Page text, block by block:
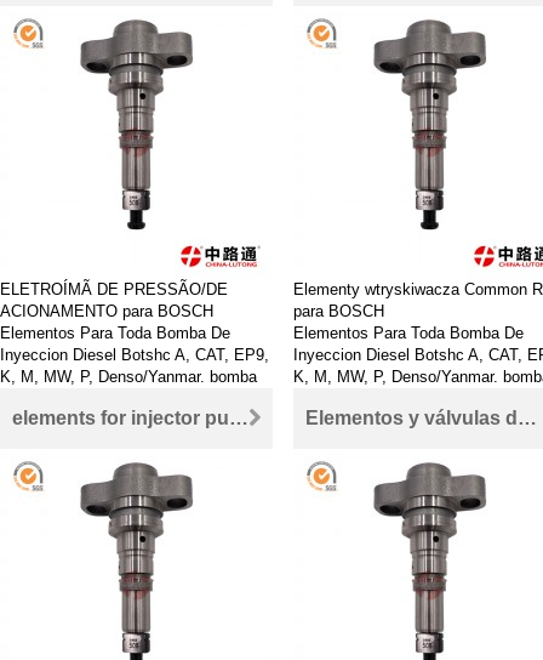
ELETROÍMÃ DE PRESSÃO/DE
ACIONAMENTO para BOSCH
Elementos Para Toda Bomba De
Inyeccion Diesel Botshc A, CAT, EP9,
K, M, MW, P, Denso/Yanmar. bomba
Elementy wtryskiwacza Common
para BOSCH
Elementos Para Toda Bomba De
Inyeccion Diesel Botshc A, CAT,
K, M, MW, P, Denso/Yanmar.
elements for injector pumps Para Toda Bomba De Inyeccion Diesel Elementos y válvulas de bomba inyectora Para Toda Bomba De Inyeccion Diesel